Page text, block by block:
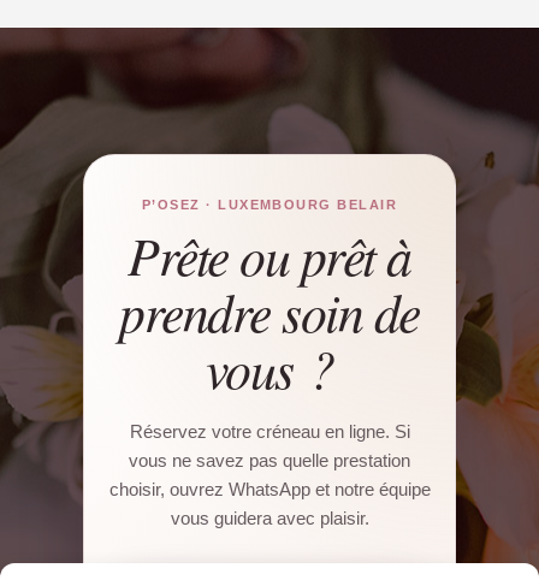
P’OSEZ · LUXEMBOURG BELAIR
Prête ou prêt à
prendre soin de
vous ?
Réservez votre créneau en ligne. Si
vous ne savez pas quelle prestation
choisir, ouvrez WhatsApp et notre équipe
vous guidera avec plaisir.